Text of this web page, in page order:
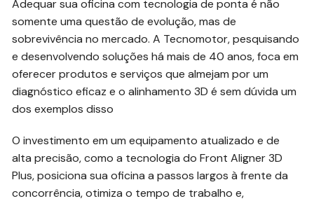
Adequar sua oficina com tecnologia de ponta é não
somente uma questão de evolução, mas de
sobrevivência no mercado. A Tecnomotor, pesquisando
e desenvolvendo soluções há mais de 40 anos, foca em
oferecer produtos e serviços que almejam por um
diagnóstico eficaz e o alinhamento 3D é sem dúvida um
dos exemplos disso
O investimento em um equipamento atualizado e de
alta precisão, como a tecnologia do Front Aligner 3D
Plus, posiciona sua oficina a passos largos à frente da
concorrência, otimiza o tempo de trabalho e,